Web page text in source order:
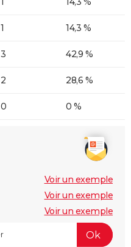
1 14,3 %
3 42,9 %
2 28,6 %
0 0 %
Voir un exemple
Voir un exemple
Voir un exemple